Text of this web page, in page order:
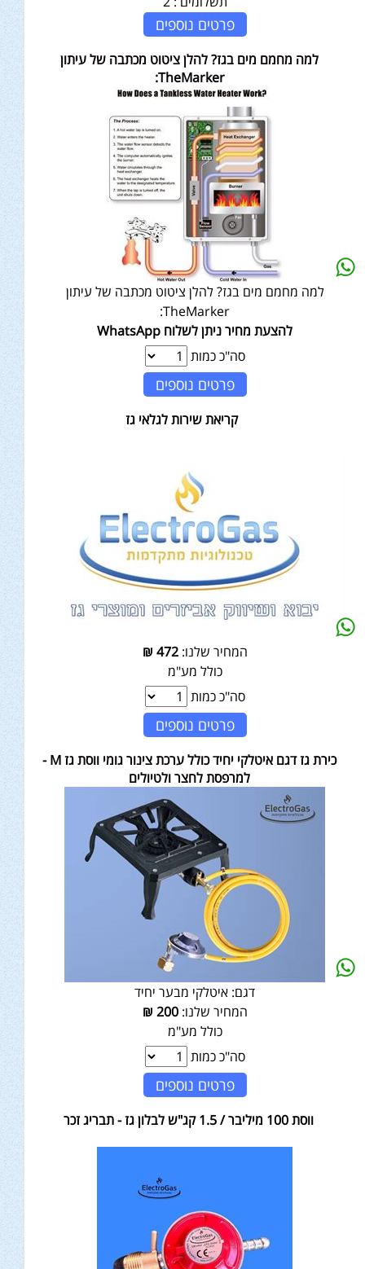
פרטים נוספים
למה מחמם מים בגז? להלן ציטוט מכתבה של עיתון
TheMarker:
למה מחמם מים בגז? להלן ציטוט מכתבה של עיתון
TheMarker:
להצעת מחיר ניתן לשלוח WhatsApp
סה"כ כמות
פרטים נוספים
קריאת שירות לגלאי גז
המחיר שלנו:472
₪
כולל מע"מ
סה"כ כמות
פרטים נוספים
כירת גז דגם איטלקי יחיד כולל ערכת צינור גומי ווסת גז M -
למרפסת לחצר ולטיולים
דגם: איטלקי מבער יחיד
המחיר שלנו:200
₪
כולל מע"מ
סה"כ כמות
פרטים נוספים
ווסת 100 מיליבר / 1.5 קג"ש לבלון גז - תבריג זכר